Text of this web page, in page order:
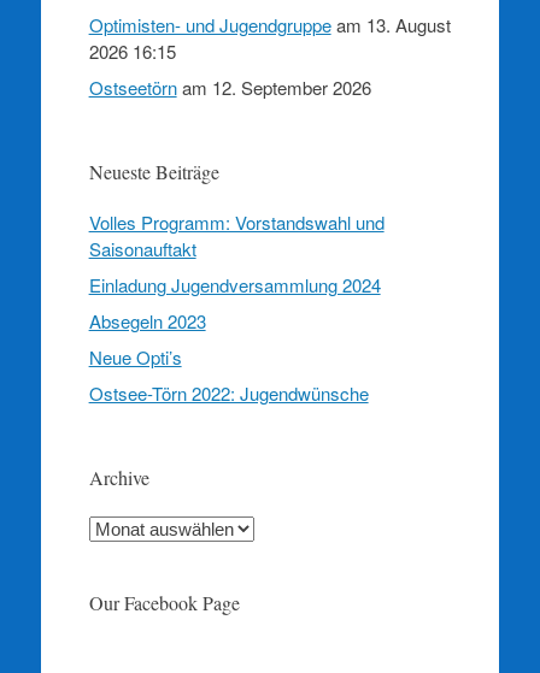
Optimisten- und Jugendgruppeam 13. August
2026 16:15
Ostseetörnam 12. September 2026
Neueste Beiträge
Volles Programm: Vorstandswahl und
Saisonauftakt
Einladung Jugendversammlung 2024
Absegeln 2023
Neue Opti’s
Ostsee-Törn 2022: Jugendwünsche
Archive
Archive
Our Facebook Page